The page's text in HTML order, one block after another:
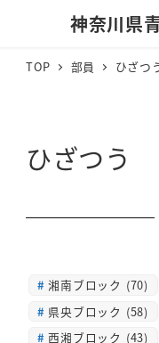
神奈川県
TOP 部員 ひざつ
ひざつう
湘南ブロック (70)
県央ブロック (58)
西湘ブロック (43)